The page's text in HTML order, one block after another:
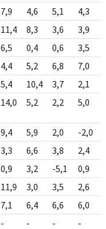
7,9 4,6 5,1 4,3
11,4 8,3 3,6 3,9
6,5 0,4 0,6 3,5
4,4 5,2 6,8 7,0
5,4 10,4 3,7 2,1
14,0 5,2 2,2 5,0
9,4 5,9 2,0 -2,0
3,3 6,6 3,8 2,4
0,9 3,2 -5,1 0,9
11,9 3,0 3,5 2,6
7,1 6,4 6,6 6,0
- - - -